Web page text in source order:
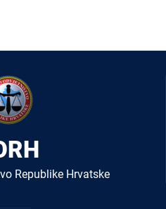
Republike Hrvatske